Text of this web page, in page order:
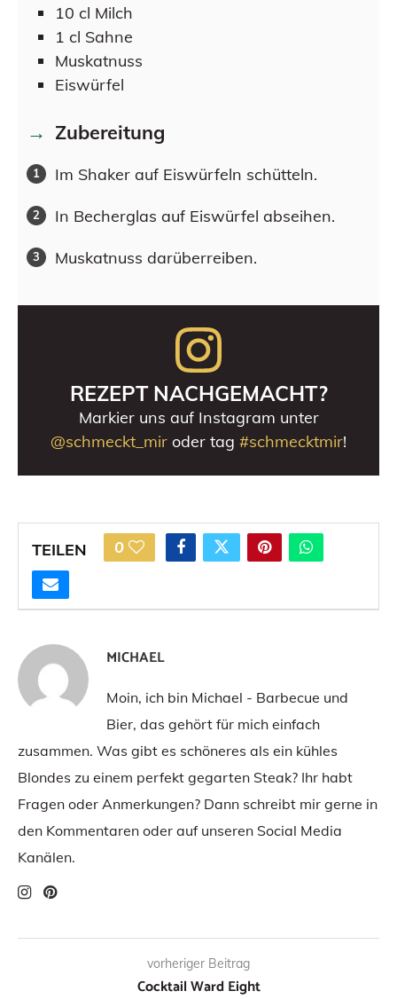
10 cl Milch
1 cl Sahne
Muskatnuss
Eiswürfel
Zubereitung
Im Shaker auf Eiswürfeln schütteln.
In Becherglas auf Eiswürfel abseihen.
Muskatnuss darüberreiben.
REZEPT NACHGEMACHT?
Markier uns auf Instagram unter
@schmeckt_mir oder tag #schmecktmir!
TEILEN 0
MICHAEL
Moin, ich bin Michael - Barbecue und
Bier, das gehört für mich einfach
zusammen. Was gibt es schöneres als ein kühles
Blondes zu einem perfekt gegarten Steak? Ihr habt
Fragen oder Anmerkungen? Dann schreibt mir gerne in
den Kommentaren oder auf unseren Social Media
Kanälen.
vorheriger Beitrag
Cocktail Ward Eight